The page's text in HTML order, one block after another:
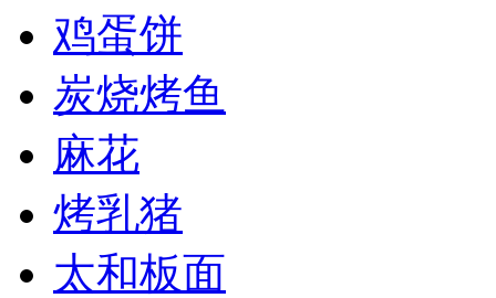
鸡蛋饼
炭烧烤鱼
麻花
烤乳猪
太和板面